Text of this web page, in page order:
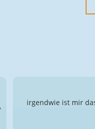
irgendwie ist mir